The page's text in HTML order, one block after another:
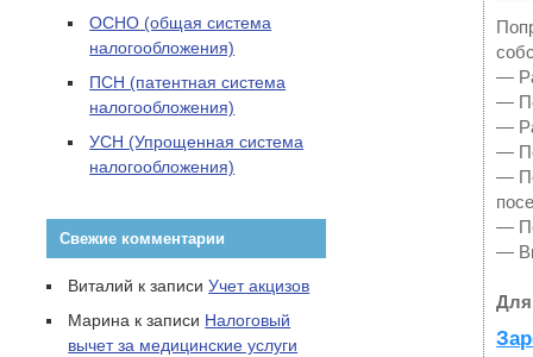
ОСНО (общая система
налогообложения)
ПСН (патентная система
налогообложения)
УСН (Упрощенная система
налогообложения)
Свежие комментарии
Виталий к записиУчет акцизов
Марина к записи Налоговый
вычет за медицинские услуги
—
—
—
—
—
—
—
Для